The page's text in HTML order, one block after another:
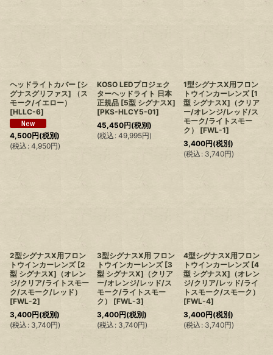
ヘッドライトカバー [シ
グナスグリファス] （ス
モーク/イエロー）
[HLLC-6]
4,500円(税別)
(税込 : 4,950円)
KOSO LEDプロジェク
ターヘッドライト 日本
正規品 [5型 シグナスX]
[PKS-HLCY5-01]
45,450円(税別)
(税込 : 49,995円)
1型シグナスX用フロン
トウインカーレンズ [1
型 シグナスX]（クリア
ー/オレンジ/レッド/ス
モーク/ライトスモー
ク）
[FWL-1]
3,400円(税別)
(税込 : 3,740円)
2型シグナスX用フロン
トウインカーレンズ [2
型 シグナスX]（オレン
ジ/クリア/ライトスモー
ク/スモーク/レッド）
[FWL-2]
3,400円(税別)
(税込 : 3,740円)
3型シグナスX用 フロン
トウインカーレンズ [3
型 シグナスX]（クリア
ー/オレンジ/レッド/ス
モーク/ライトスモー
ク）
[FWL-3]
3,400円(税別)
(税込 : 3,740円)
4型シグナスX用フロン
トウインカーレンズ [4
型 シグナスX]（オレン
ジ/クリア/レッド/ライ
トスモーク/スモーク）
[FWL-4]
3,400円(税別)
(税込 : 3,740円)